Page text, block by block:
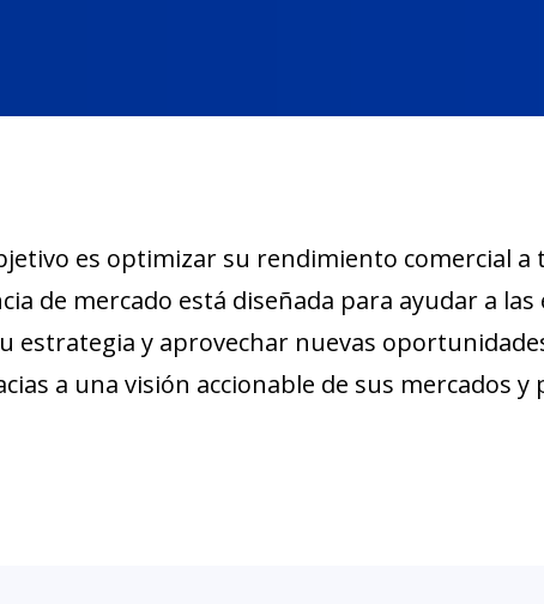
es optimizar su rendimiento comercial a
de mercado está diseñada para ayudar a las
estrategia y aprovechar nuevas
a una visión accionable de sus mercados y